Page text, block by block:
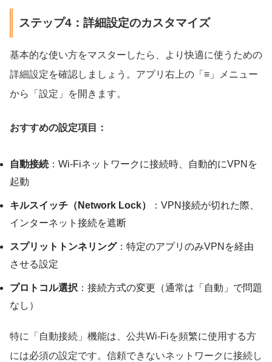
ステップ4：詳細設定のカスタマイズ
基本的な使い方をマスターしたら、より快適に使うための
詳細設定を確認しましょう。アプリ右上の「≡」メニュー
から「設定」を開きます。
おすすめの設定項目：
自動接続 ：Wi-Fiネットワークに接続時、自動的にVPNを
起動
キルスイッチ（Network Lock）
：VPN接続が切れた際、
インターネット接続を遮断
スプリットトンネリング：特定のアプリのみVPNを経由
させる設定
プロトコル選択 ：接続方式の変更（通常は「自動」で問題
なし）
特に「自動接続」機能は、公共Wi-Fiを頻繁に使用する方
には必須の設定です。信頼できないネットワークに接続し